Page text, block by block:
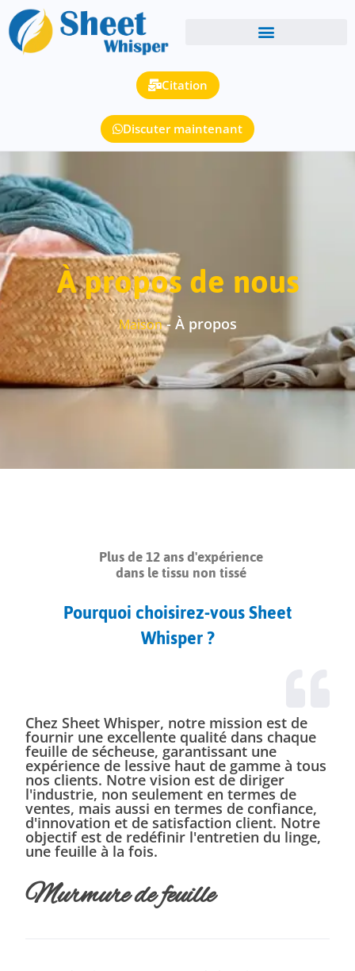
Citation
Discuter maintenant
À propos de nous
Maison- À propos
Plus de 12 ans d'expérience
dans le tissu non tissé
Pourquoi choisirez-vous Sheet
Whisper ?
Chez Sheet Whisper, notre mission est de
fournir une excellente qualité dans chaque
feuille de sécheuse, garantissant une
expérience de lessive haut de gamme à tous
nos clients. Notre vision est de diriger
l'industrie, non seulement en termes de
ventes, mais aussi en termes de confiance,
d'innovation et de satisfaction client. Notre
objectif est de redéfinir l'entretien du linge,
une feuille à la fois.
Murmure de feuille